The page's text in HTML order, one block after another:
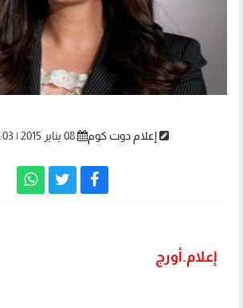
إعلام دوت كوم
إعلام.أورج